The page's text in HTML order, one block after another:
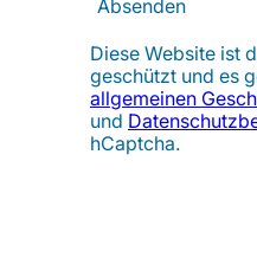
Absenden
Diese Website ist
geschützt und es
allgemeinen
und
hCaptcha.